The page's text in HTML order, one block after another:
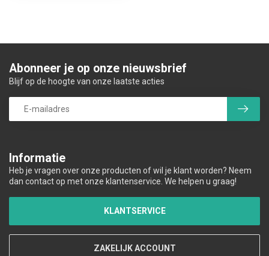
Informatie
Heb je vragen over onze producten of wil je klant worden? Neem
dan contact op met onze klantenservice. We helpen u graag!
KLANTSERVICE
ZAKELIJK ACCOUNT
Abonneer je op onze nieuwsbrief
Blijf op de hoogte van onze laatste acties